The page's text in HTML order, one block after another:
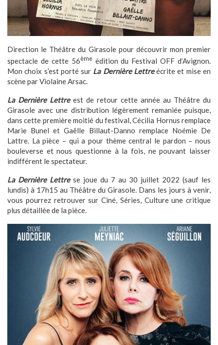
Direction le Théâtre du Girasole pour découvrir mon premier
spectacle de cette 56èmeédition du Festival OFF d’Avignon.
Mon choix s’est porté sur La Dernière Lettreécrite et mise en
scène par Violaine Arsac.
La Dernière Lettreest de retour cette année au Théâtre du
Girasole avec une distribution légèrement remaniée puisque,
dans cette première moitié du festival, Cécilia Hornus remplace
Marie Bunel et Gaëlle Billaut-Danno remplace Noémie De
Lattre. La pièce – qui a pour thème central le pardon – nous
bouleverse et nous questionne à la fois, ne pouvant laisser
indifférent le spectateur.
La Dernière Lettrese joue du 7 au 30 juillet 2022 (sauf les
lundis) à 17h15 au Théâtre du Girasole. Dans les jours à venir,
vous pourrez retrouver sur Ciné, Séries, Culture une critique
plus détaillée de la pièce.